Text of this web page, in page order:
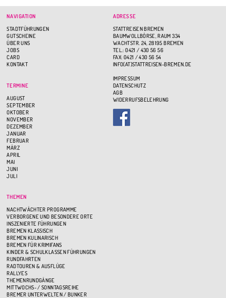
NAVIGATION
STADTFÜHRUNGEN
GUTSCHEINE
ÜBER UNS
JOBS
CARD
KONTAKT
TERMINE
AUGUST
SEPTEMBER
OKTOBER
NOVEMBER
DEZEMBER
JANUAR
FEBRUAR
MÄRZ
APRIL
MAI
JUNI
JULI
THEMEN
NACHTWÄCHTER PROGRAMME
VERBORGENE UND BESONDERE ORTE
INSZENIERTE FÜHRUNGEN
BREMEN KLASSISCH
BREMEN KULINARISCH
BREMEN FÜR KRIMIFANS
KINDER & SCHULKLASSEN FÜHRUNGEN
RUNDFAHRTEN
RADTOUREN & AUSFLÜGE
RALLYES
THEMENRUNDGÄNGE
MITTWOCHS- / SONNTAGSREIHE
BREMER UNTERWELTEN / BUNKER
ADRESSE
STATTREISEN BREMEN
BAUMWOLLBÖRSE, RAUM 334
WACHTSTR. 24, 28195 BREMEN
TEL.: 0421 / 430 56 56
FAX: 0421 / 430 56 54
INFO(AT)STATTREISEN-BREMEN.DE
IMPRESSUM
DATENSCHUTZ
AGB
WIDERRUFSBELEHRUNG